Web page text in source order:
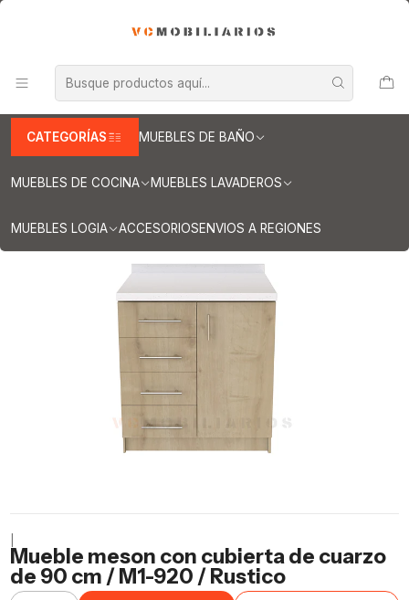
CATEGORÍAS MUEBLES DE BAÑO
MUEBLES DE COCINA MUEBLES LAVADEROS
MUEBLES LOGIA ACCESORIOSENVIOS A REGIONES
Mueble tipo Mesón de 90 cm
Mueble meson con cubierta de cuarzo de 90 cm / M1-920 /
Rustico
Mueble meson con cubierta de cuarzo
de 90 cm / M1-920 / Rustico